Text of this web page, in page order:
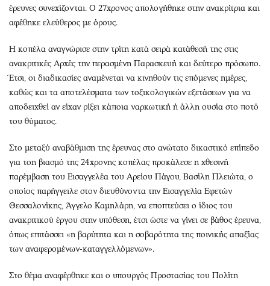
έρευνες συνεχίζονται. Ο 27χρονος απολογήθηκε στην ανακρίτρια και
αφέθηκε ελεύθερος με όρους.
Η κοπέλα αναγνώρισε στην τρίτη κατά σειρά κατάθεσή της στις
ανακριτικές Αρχές την περασμένη Παρασκευή και δεύτερο πρόσωπο.
Έτσι, οι διαδικασίες αναμένεται να κινηθούν τις επόμενες ημέρες,
καθώς και τα αποτελέσματα των τοξικολογικών εξετάσεων για να
αποδειχθεί αν είχαν ρίξει κάποια ναρκωτική ή άλλη ουσία στο ποτό
του θύματος.
Στο μεταξύ αναβάθμιση της έρευνας στο ανώτατο δικαστικό επίπεδο
για τοn βιασμό της 24χρονης κοπέλας προκάλεσε η χθεσινή
παρέμβαση του Εισαγγελέα του Αρείου Πάγου, Βασίλη Πλειώτα, ο
οποίος παρήγγειλε στον διευθύνοντα την Εισαγγελία Εφετών
Θεσσαλονίκης, Άγγελο Καμηλάρη, να εποπτεύσει ο ίδιος του
ανακριτικού έργου στην υπόθεση, έτσι ώστε να γίνει σε βάθος έρευνα,
όπως επιτάσσει «η βαρύτητα και η σοβαρότητα της ποινικής απαξίας
των αναφερομένων-καταγγελλόμενων».
Στο θέμα αναφέρθηκε και ο υπουργός Προστασίας του Πολίτη